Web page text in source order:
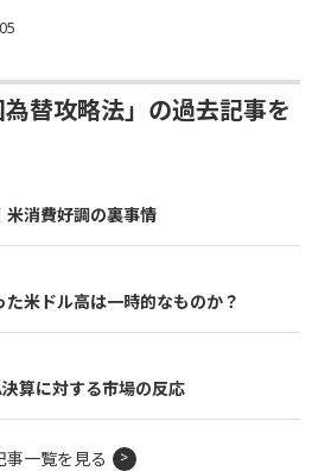
為替攻略法」の過去記事を
米消費好調の裏事情
た米ドル高は一時的なものか？
決算に対する市場の反応
事一覧を見る